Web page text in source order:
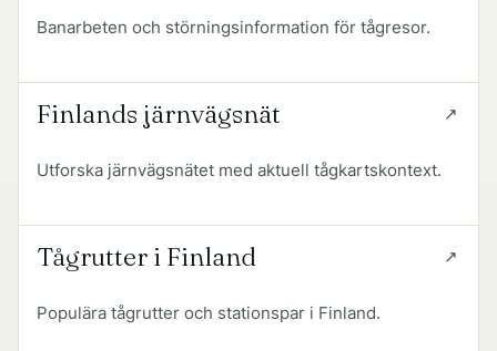
Banarbeten och störningsinformation för tågresor.
Finlands järnvägsnät
Utforska järnvägsnätet med aktuell tågkartskontext.
Tågrutter i Finland
Populära tågrutter och stationspar i Finland.